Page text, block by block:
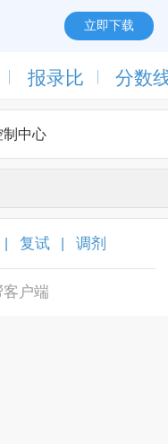
立即下载
报录比 分数
复试 调剂
户端